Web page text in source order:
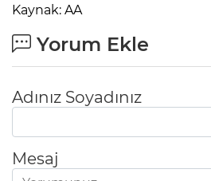
Kaynak: AA
Yorum Ekle
Adınız Soyadınız
Mesaj